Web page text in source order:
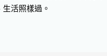
活照樣過。